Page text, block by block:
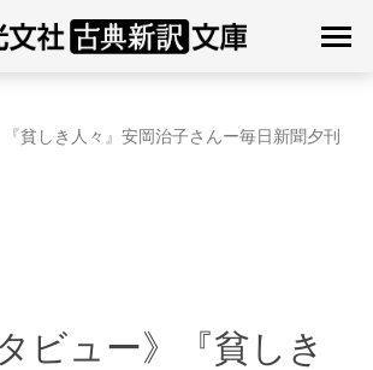
『貧しき人々』安岡治子さんー毎日新聞夕刊
ビュー》『貧しき